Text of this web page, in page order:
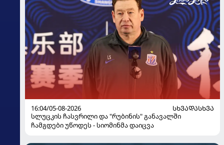
16:04/05-08-2026
ᲡᲮᲕᲐᲓᲐᲡᲮᲕᲐ
სლუცკის ჩასვრილი და "რუბინის" განავალში
ჩამგდები უწოდეს - სიომინმა დაიცვა